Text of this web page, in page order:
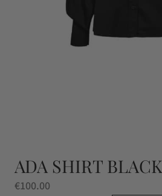
ADA SHIRT BLACK
€100.00